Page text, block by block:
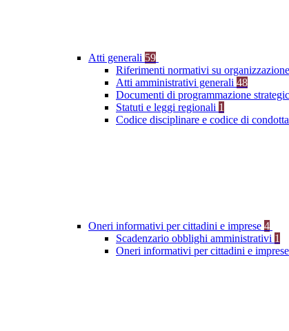
Atti generali 59
Riferimenti normativi su
Atti amministrativi generali 48
Documenti di programmazione
Statuti e leggi regionali 1
Codice disciplinare e codice di condotta
Oneri informativi per cittadini e imprese 4
Scadenzario obblighi amministrativi 1
Oneri informativi per cittadini e imprese